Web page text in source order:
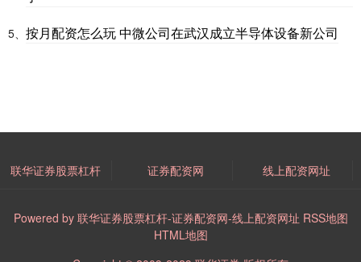
5、 按月配资怎么玩 中微公司在武汉成立半导体设备新公司
联华证券股票杠杆 证券配资网 线上配资网址
Powered by 联华证券股票杠杆-证券配资网-线上配资网址 RSS地图
HTML地图